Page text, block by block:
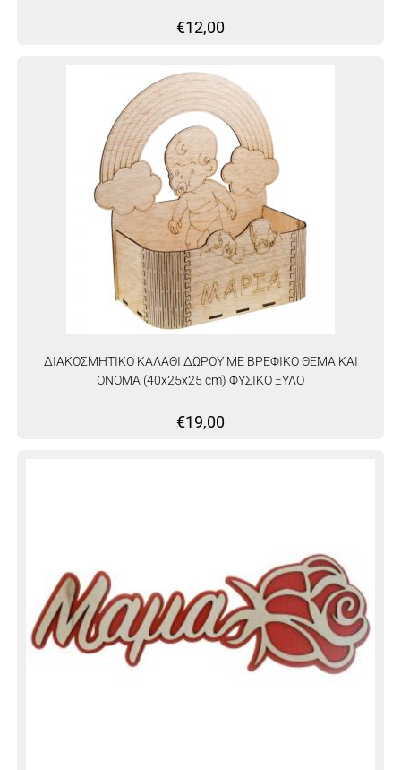
€12,00
ΔΙΑΚΟΣΜΗΤΙΚΟ ΚΑΛΑΘΙ ΔΩΡΟΥ ΜΕ ΒΡΕΦΙΚΟ ΘΕΜΑ ΚΑΙ
ΟΝΟΜΑ (40x25x25 cm) ΦΥΣΙΚΟ ΞΥΛΟ
€19,00